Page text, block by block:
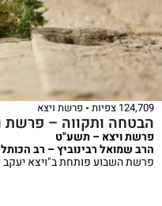
124,709 צפיות פרשת ויצא
הבטחה ותקווה – פרשת
פרשת ויצא – תשע"ט
הרב שמואל רבינוביץ – רב
פרשת השבוע פותחת ב"ויצא